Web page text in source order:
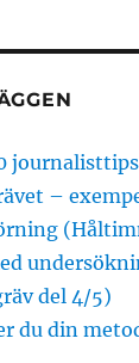
–
del 4/5)
du din